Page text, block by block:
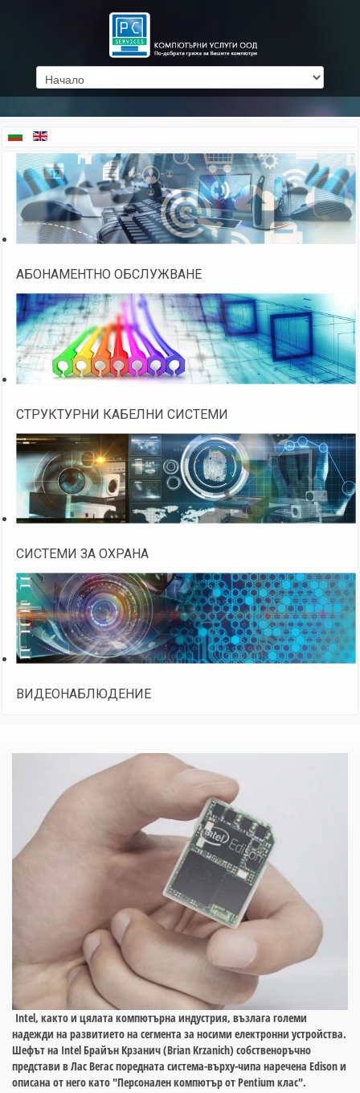
АБОНАМЕНТНО ОБСЛУЖВАНЕ
СТРУКТУРНИ КАБЕЛНИ СИСТЕМИ
СИСТЕМИ ЗА ОХРАНА
ВИДЕОНАБЛЮДЕНИЕ
Intel, както и цялата компютърна индустрия, възлага големи
надежди на развитието на сегмента за носими електронни устройства.
Шефът на Intel Брайън Крзанич (Brian Krzanich) собственоръчно
представи в Лас Вегас поредната система-върху-чипа наречена Edison и
описана от него като "Персонален компютър от Pentium клас".